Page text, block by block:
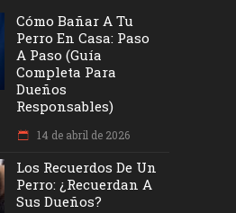
Cómo Bañar A Tu
Perro En Casa: Paso
A Paso (Guía
Completa Para
Dueños
Responsables)
14 de abril de 2026
Los Recuerdos De Un
Perro: ¿recuerdan A
Sus Dueños?